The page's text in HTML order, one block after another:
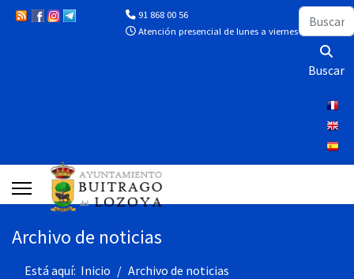
91 868 00 56
Atención presencial de lunes a viernes de 10:00 a
Buscar
Buscar
Archivo de noticias
Está aquí: Inicio
Archivo de noticias